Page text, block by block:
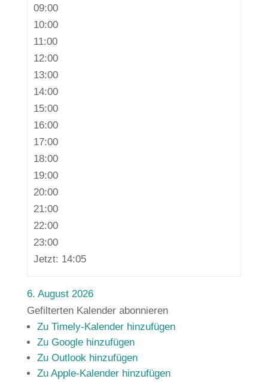
09:00
10:00
11:00
12:00
13:00
14:00
15:00
16:00
17:00
18:00
19:00
20:00
21:00
22:00
23:00
Jetzt: 14:05
6. August 2026
Gefilterten Kalender abonnieren
Zu Timely-Kalender hinzufügen
Zu Google hinzufügen
Zu Outlook hinzufügen
Zu Apple-Kalender hinzufügen